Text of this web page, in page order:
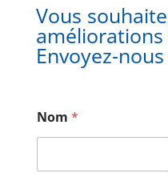
Vous
Envoyez-
Nom *